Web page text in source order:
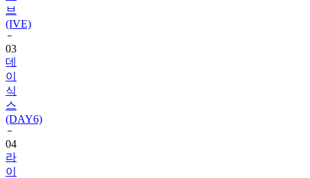
브
(IVE)
03
데
이
식
스
(DAY6)
04
라
이